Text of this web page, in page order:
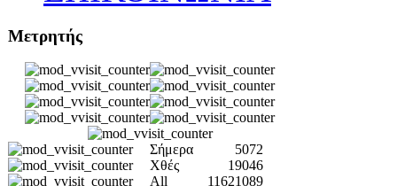
Μετρητής
Σήμερα
5072
Χθές
19046
All
11621089